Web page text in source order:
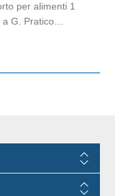
per alimenti 1
G. Pratico
cm.
Ø7,6 cm x 3,9 cm.
2,45 gr.